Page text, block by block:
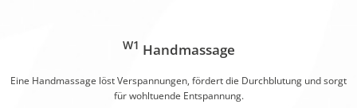
W1 Handmassage
Eine Handmassage löst Verspannungen, fördert die Durchblutung und sorgt
für wohltuende Entspannung.